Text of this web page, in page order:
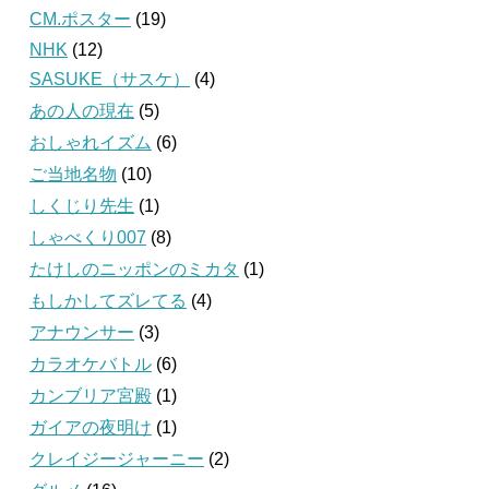
CM.ポスター (19)
NHK (12)
SASUKE（サスケ）
(4)
あの人の現在 (5)
おしゃれイズム (6)
ご当地名物 (10)
しくじり先生 (1)
しゃべくり007 (8)
たけしのニッポンのミカタ (1)
もしかしてズレてる (4)
アナウンサー (3)
カラオケバトル (6)
カンブリア宮殿 (1)
ガイアの夜明け (1)
クレイジージャーニー (2)